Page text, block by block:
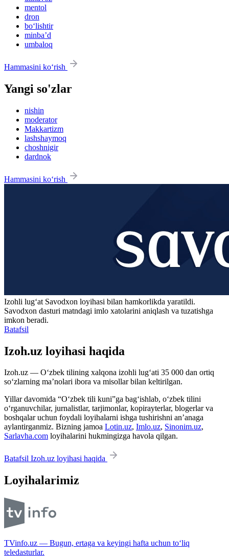
mentol
dron
bo‘lishtir
minbaʼd
umbaloq
Hammasini ko‘rish
Yangi so'zlar
nishin
moderator
Makkartizm
lashshaymoq
choshnigir
dardnok
Hammasini ko‘rish
Izohli lugʻat Savodxon loyihasi bilan hamkorlikda yaratildi.
Savodxon dasturi matndagi imlo xatolarini aniqlash va tuzatishga
imkon beradi.
Batafsil
Izoh.uz loyihasi haqida
Izoh.uz — O‘zbek tilining xalqona izohli lug‘ati 35 000 dan ortiq
so‘zlarning ma’nolari ibora va misollar bilan keltirilgan.
Yillar davomida “O‘zbek tili kuni”ga bag‘ishlab, o‘zbek tilini
o‘rganuvchilar, jurnalistlar, tarjimonlar, kopirayterlar, blogerlar va
boshqalar uchun foydali loyihalarni ishga tushirishni an’anaga
aylantirganmiz. Bizning jamoa Lotin.uz, Imlo.uz, Sinonim.uz,
Sarlavha.com loyihalarini hukmingizga havola qilgan.
Batafsil Izoh.uz loyihasi haqida
Loyihalarimiz
TVinfo.uz — Bugun, ertaga va keyingi hafta uchun to‘liq
teledasturlar.